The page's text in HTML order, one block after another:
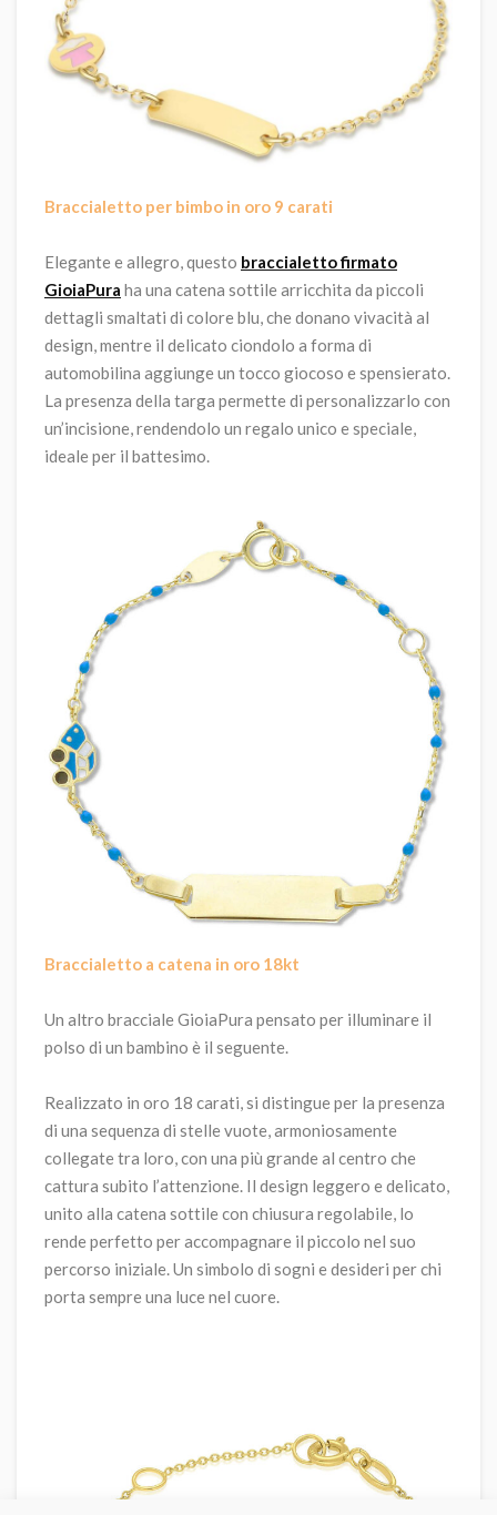
Braccialetto per bimbo in oro 9 carati
Elegante e allegro, questo braccialetto firmato
GioiaPura ha una catena sottile arricchita da piccoli
dettagli smaltati di colore blu, che donano vivacità al
design, mentre il delicato ciondolo a forma di
automobilina aggiunge un tocco giocoso e spensierato.
La presenza della targa permette di personalizzarlo con
un’incisione, rendendolo un regalo unico e speciale,
ideale per il battesimo.
Braccialetto a catena in oro 18kt
Un altro bracciale GioiaPura pensato per illuminare il
polso di un bambino è il seguente.
Realizzato in oro 18 carati, si distingue per la presenza
di una sequenza di stelle vuote, armoniosamente
collegate tra loro, con una più grande al centro che
cattura subito l’attenzione. Il design leggero e delicato,
unito alla catena sottile con chiusura regolabile, lo
rende perfetto per accompagnare il piccolo nel suo
percorso iniziale. Un simbolo di sogni e desideri per chi
porta sempre una luce nel cuore.